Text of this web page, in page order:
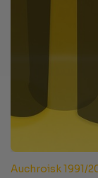
Auchroisk 1991/